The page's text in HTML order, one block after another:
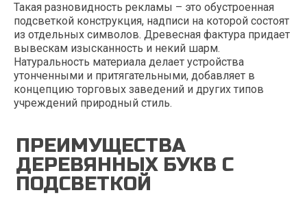
Такая разновидность рекламы – это обустроенная
подсветкой конструкция, надписи на которой состоят
из отдельных символов. Древесная фактура придает
вывескам изысканность и некий шарм.
Натуральность материала делает устройства
утонченными и притягательными, добавляет в
концепцию торговых заведений и других типов
учреждений природный стиль.
ПРЕИМУЩЕСТВА
ДЕРЕВЯННЫХ БУКВ С
ПОДСВЕТКОЙ